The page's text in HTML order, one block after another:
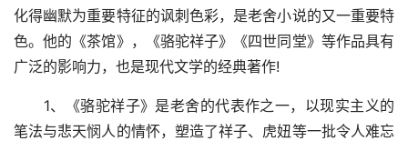
化得幽默为重要特征的讽刺色彩，是老舍小说的又一重要特
色。他的《茶馆》，《骆驼祥子》《四世同堂》等作品具有
广泛的影响力，也是现代文学的经典著作!
1、《骆驼祥子》是老舍的代表作之一，以现实主义的
笔法与悲天悯人的情怀，塑造了祥子、虎妞等一批令人难忘